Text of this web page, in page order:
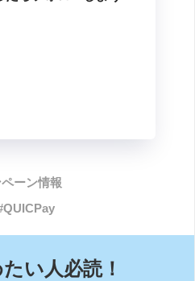
ーン情報
QUICPay
い人必読！